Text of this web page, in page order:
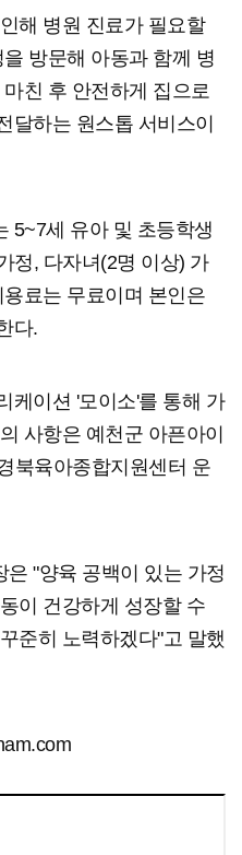
해 병원 진료가 필요할
방문해 아동과 함께 병
친 후 안전하게 집으로
달하는 원스톱 서비스이
5~7세 유아 및 초등학생
정, 다자녀(2명 이상) 가
료는 무료이며 본인은
다.
케이션 '모이소'를 통해 가
사항은 예천군 아픈아이
북육아종합지원센터 운
"양육 공백이 있는 가정
이 건강하게 성장할 수
준히 노력하겠다"고 말했